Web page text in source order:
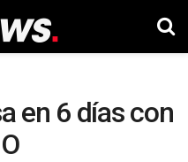
en 6 días con